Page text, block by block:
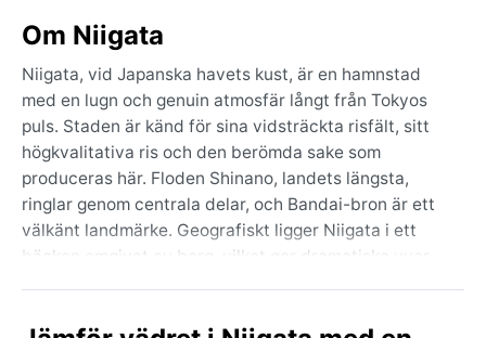
Om Niigata
Niigata, vid Japanska havets kust, är en hamnstad
med en lugn och genuin atmosfär långt från Tokyos
puls. Staden är känd för sina vidsträckta risfält, sitt
högkvalitativa ris och den berömda sake som
produceras här. Floden Shinano, landets längsta,
ringlar genom centrala delar, och Bandai-bron är ett
välkänt landmärke. Geografiskt ligger Niigata i ett
bäcken omgivet av berg, vilket ger dramatiska vyer.
traditionella festivaler.